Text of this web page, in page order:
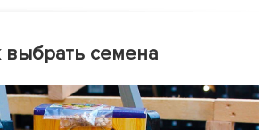
выбрать семена